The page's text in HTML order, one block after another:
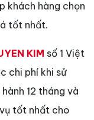
khách hàng chọn
tốt nhất.
KIM số 1 Việt
chi phí khi sử
12 tháng và
tốt nhất cho